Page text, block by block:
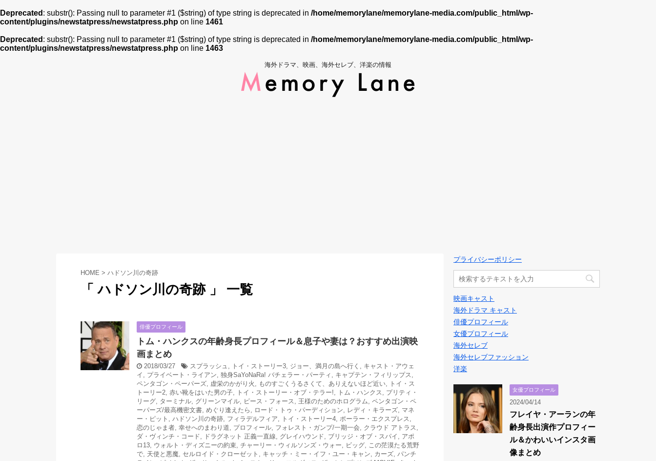
Deprecated : substr(): Passing null to parameter #1 ($string) of type string is deprecated in /home/memorylane/memorylane-media.com/public_html/wp-
content/plugins/newstatpress/newstatpress.php on line 1461
Deprecated : substr(): Passing null to parameter #1 ($string) of type string is deprecated in /home/memorylane/memorylane-media.com/public_html/wp-
content/plugins/newstatpress/newstatpress.php on line 1463
海外ドラマ、映画、海外セレブ、洋楽の情報
HOME > ハドソン川の奇跡
「 ハドソン川の奇跡 」 一覧
俳優プロフィール
トム・ハンクスの年齢身長プロフィール＆息子や妻は？おすすめ出演映
画まとめ
2018/03/27 スプラッシュ , トイ・ストーリー3, ジョー、満月の島へ行く , キャスト・アウェ
イ , プライベート・ライアン, 独身SaYoNaRa! バチェラー・パーティ , キャプテン・フィリップス,
ペンタゴン・ペーパーズ, 虚栄のかがり火 , ものすごくうるさくて、ありえないほど近い,
トイ・ス
トーリー2, 赤い靴をはいた男の子, トイ・ストーリー・オブ・テラー!, トム・ハンクス, プリティ・
リーグ, ターミナル, グリーンマイル, ピース・フォース, 王様のためのホログラム, ペンタゴン・ペ
ーパーズ/最高機密文書, めぐり逢えたら , ロード・トゥ・パーディション, レディ・キラーズ, マネ
ー・ピット , ハドソン川の奇跡, フィラデルフィア, トイ・ストーリー4, ポーラー・エクスプレス,
恋のじゃま者, 幸せへのまわり道, プロフィール, フォレスト・ガンプ/一期一会, クラウド アトラス,
ダ・ヴィンチ・コード, ドラグネット 正義一直線, グレイハウンド, ブリッジ・オブ・スパイ , アポ
ロ13, ウォルト・ディズニーの約束, チャーリー・ウィルソンズ・ウォー, ビッグ, この茫漠たる荒野
で, 天使と悪魔, セルロイド・クローゼット , キャッチ・ミー・イフ・ユー・キャン, カーズ, パンチ
プライバシーポリシー
映画キャスト
海外ドラマ キャスト
俳優プロフィール
女優プロフィール
海外セレブ
海外セレブファッション
洋楽
女優プロフィール
2024/04/14
フレイヤ・アーランの年
齢身長出演作プロフィー
ル＆かわいいインスタ画
像まとめ